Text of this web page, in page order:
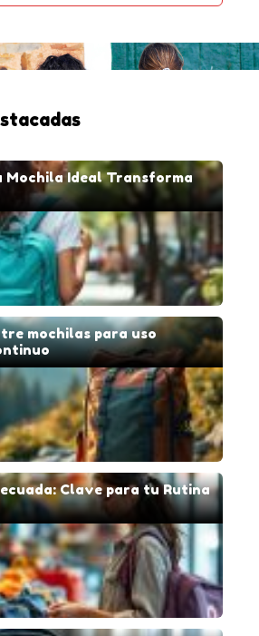
Mochila Ideal Transforma
mochilas para uso
Clave para tu Rutina